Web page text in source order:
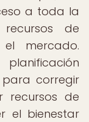
a toda la
de
mercado.
corregir
recursos de
el bienestar